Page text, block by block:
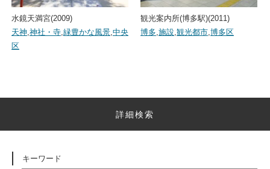
水鏡天満宮(2009)
天神,神社・寺,緑豊かな風景,中央
区
観光案内所(博多駅)(2011)
博多,施設,観光都市,博多区
詳細検索
キーワード